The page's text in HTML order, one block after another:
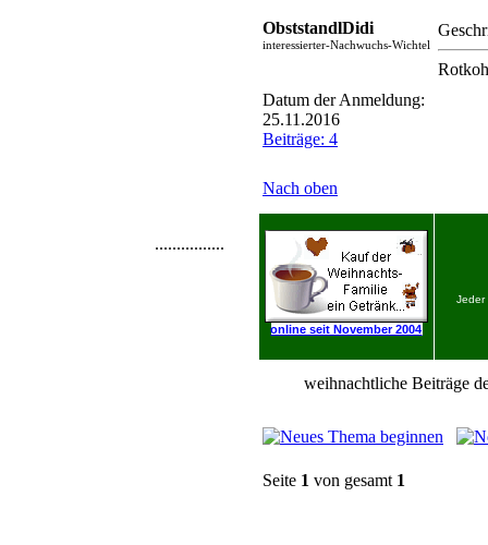
................
ObststandlDidi
interessierter-Nachwuchs-Wichtel
Datum der Anmeldung:
25.11.2016
Beiträge: 4
Nach oben
online seit November 2004
Jeder
weihnachtliche Beiträge
Seite 1 von gesamt 1